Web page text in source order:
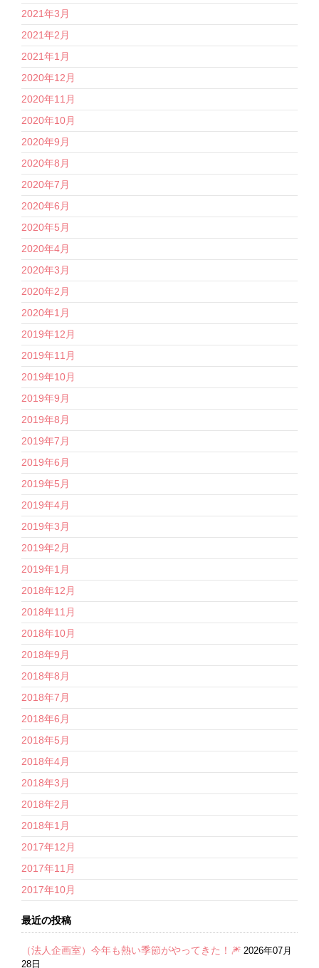
2021年3月
2021年2月
2021年1月
2020年12月
2020年11月
2020年10月
2020年9月
2020年8月
2020年7月
2020年6月
2020年5月
2020年4月
2020年3月
2020年2月
2020年1月
2019年12月
2019年11月
2019年10月
2019年9月
2019年8月
2019年7月
2019年6月
2019年5月
2019年4月
2019年3月
2019年2月
2019年1月
2018年12月
2018年11月
2018年10月
2018年9月
2018年8月
2018年7月
2018年6月
2018年5月
2018年4月
2018年3月
2018年2月
2018年1月
2017年12月
2017年11月
2017年10月
最近の投稿
（法人企画室）今年も熱い季節がやってきた！🎆 2026年07月
28日